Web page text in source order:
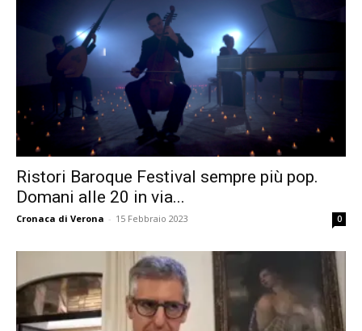
Ristori Baroque Festival sempre più pop.
Domani alle 20 in via...
Cronaca di Verona - 15 Febbraio 2023 0